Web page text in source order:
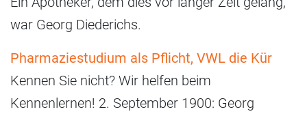
war Georg Diederichs.
Pharmaziestudium als Pflicht, VWL die Kür
Kennen Sie nicht? Wir helfen beim
Kennenlernen! 2. September 1900: Georg